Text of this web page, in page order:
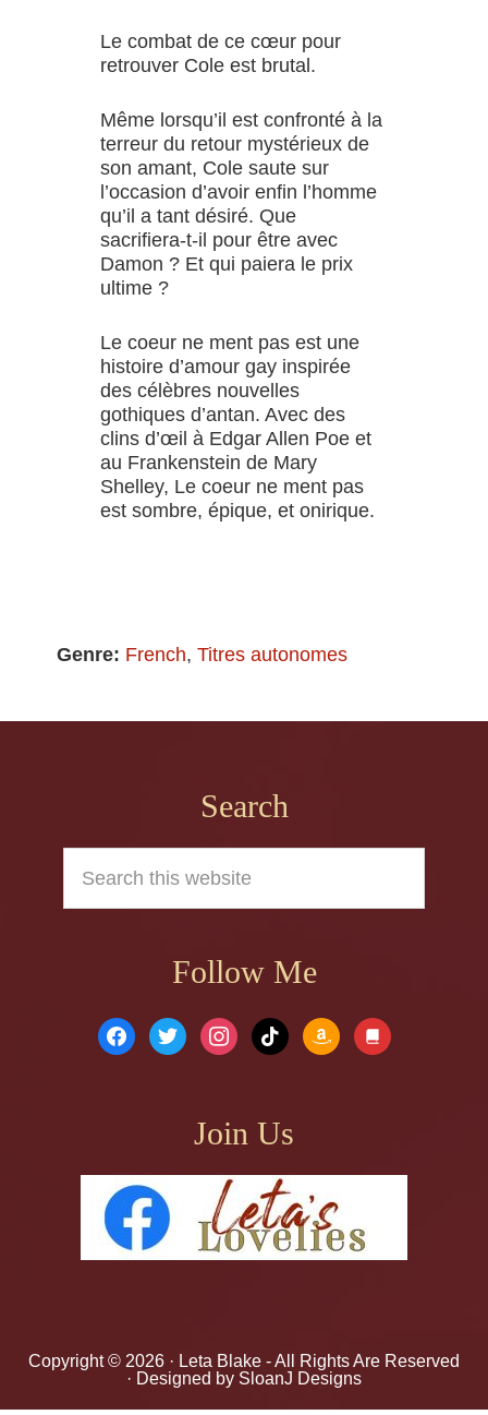
Le combat de ce cœur pour
retrouver Cole est brutal.
Même lorsqu’il est confronté à la
terreur du retour mystérieux de
son amant, Cole saute sur
l’occasion d’avoir enfin l’homme
qu’il a tant désiré. Que
sacrifiera-t-il pour être avec
Damon ? Et qui paiera le prix
ultime ?
Le coeur ne ment pas est une
histoire d’amour gay inspirée
des célèbres nouvelles
gothiques d’antan. Avec des
clins d’œil à Edgar Allen Poe et
au Frankenstein de Mary
Shelley, Le coeur ne ment pas
est sombre, épique, et onirique.
Genre: French,Titres autonomes
Search
this
website
Follow Me
facebook
twitter instagram
tiktok amazonbook
Join Us
Copyright © 2026 · Leta Blake - All Rights Are Reserved
· Designed by SloanJ Designs